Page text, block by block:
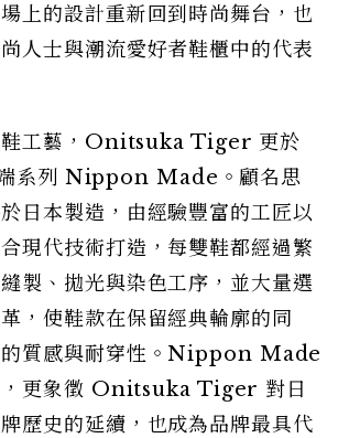
上的設計重新回到時尚舞台，也
人士與潮流愛好者鞋櫃中的代表
鞋工藝，Onitsuka Tiger 更於
系列 Nippon Made。顧名思
日本製造，由經驗豐富的工匠以
現代技術打造，每雙鞋都經過繁
製、拋光與染色工序，並大量選
，使鞋款在保留經典輪廓的同
的質感與耐穿性。Nippon Made
，更象徵 Onitsuka Tiger 對日
歷史的延續，也成為品牌最具代